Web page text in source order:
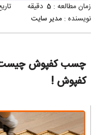
زمان مطالعه : 5 دقیقه
نویسنده : مدیر سایت
چسب کفپوش
کفپوش !